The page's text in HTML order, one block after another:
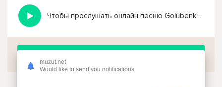
Чтобы прослушать онлайн песню Golubenko, NICHKA - ТІКАЙ нажмите на кнопку плей с светом зелений
muzut.net
Would like to send you notifications